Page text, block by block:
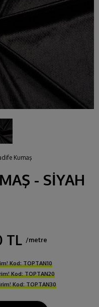
Kumaş
- SİYAH
TL /metre
Kod: TOPTAN10
Kod: TOPTAN20
Kod: TOPTAN30